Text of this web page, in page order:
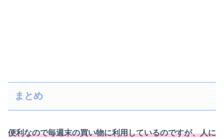
まとめ
便利なので毎週末の買い物に利用しているのですが、人に